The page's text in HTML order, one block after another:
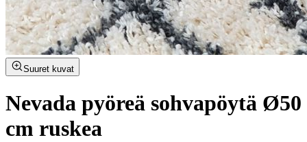
Suuret kuvat
Nevada pyöreä sohvapöytä Ø50
cm ruskea